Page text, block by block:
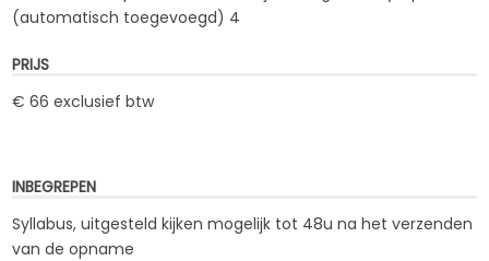
(automatisch toegevoegd) 4
PRIJS
€ 66 exclusief btw
INBEGREPEN
Syllabus, uitgesteld kijken mogelijk tot 48u na het verzenden
van de opname